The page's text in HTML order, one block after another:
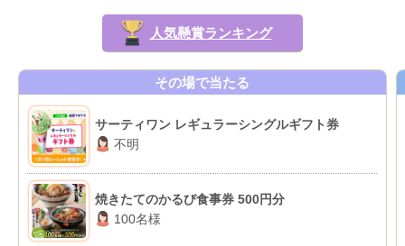
人気懸賞ランキング
その場で当たる
サーティワン レギュラーシングルギフト券
不明
焼きたてのかるび食事券 500円分
100名様